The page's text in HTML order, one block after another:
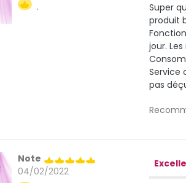
.
Super
produit
jour.
Service
pas
Note
04/02/2022